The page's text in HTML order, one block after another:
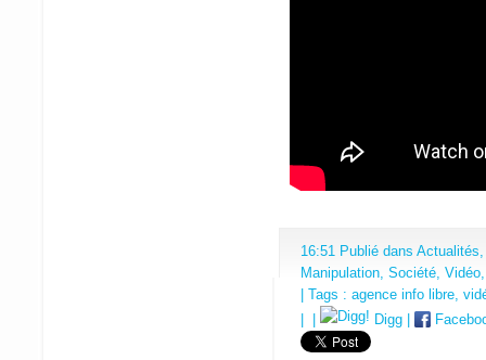
16:51 Publié dans Actualités,
Manipulation, Société, Vidéo
| Tags : agence info libre,
Digg